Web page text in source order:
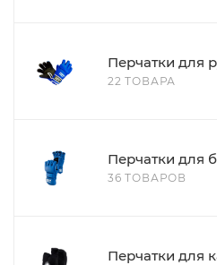
Перчатки для
22 ТОВАРА
Перчатки для
36 ТОВАРОВ
Перчатки для